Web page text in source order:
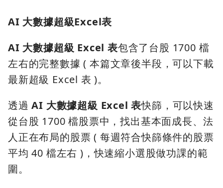
AI 大數據超級Excel表
AI 大數據超級 Excel 表包含了台股 1700 檔
左右的完整數據 ( 本篇文章後半段，可以下載
最新超級 Excel 表 )。
透過AI 大數據超級 Excel 表快篩，可以快速
從台股 1700 檔股票中，找出基本面成長、法
人正在布局的股票 ( 每週符合快篩條件的股票
平均 40 檔左右 )，快速縮小選股做功課的範
圍。